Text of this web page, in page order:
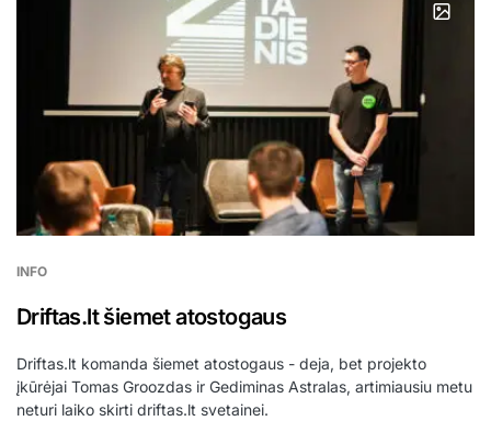
INFO
Driftas.lt šiemet atostogaus
Driftas.lt komanda šiemet atostogaus - deja, bet projekto
įkūrėjai Tomas Groozdas ir Gediminas Astralas, artimiausiu metu
neturi laiko skirti driftas.lt svetainei.